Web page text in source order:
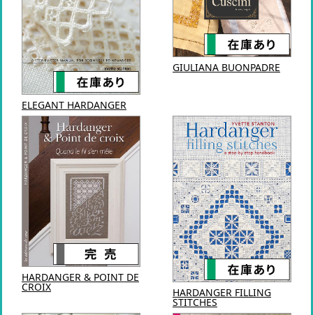
ELEGANT HARDANGER
GIULIANA BUONPADRE
HARDANGER & POINT DE
CROIX HARDANGER FILLING
STITCHES